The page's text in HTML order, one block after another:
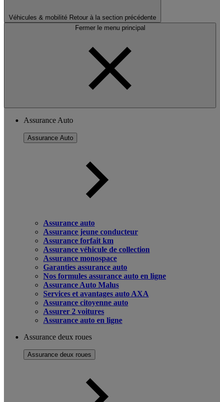
Véhicules & mobilité Retour à la section précédente
Fermer le menu principal
Assurance Auto
Assurance Auto
Assurance auto
Assurance jeune conducteur
Assurance forfait km
Assurance véhicule de collection
Assurance monospace
Garanties assurance auto
Nos formules assurance auto en ligne
Assurance Auto Malus
Services et avantages auto AXA
Assurance citoyenne auto
Assurer 2 voitures
Assurance auto en ligne
Assurance deux roues
Assurance deux roues